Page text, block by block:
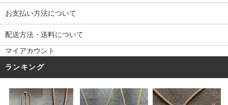
お支払い方法について
配送方法・送料について
マイアカウント
ランキング